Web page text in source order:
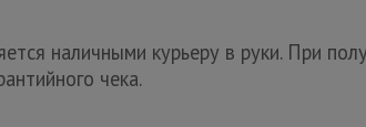
наличными курьеру в руки. При
чека.